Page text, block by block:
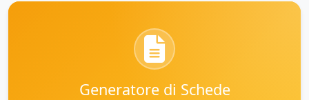
Generatore di Schede